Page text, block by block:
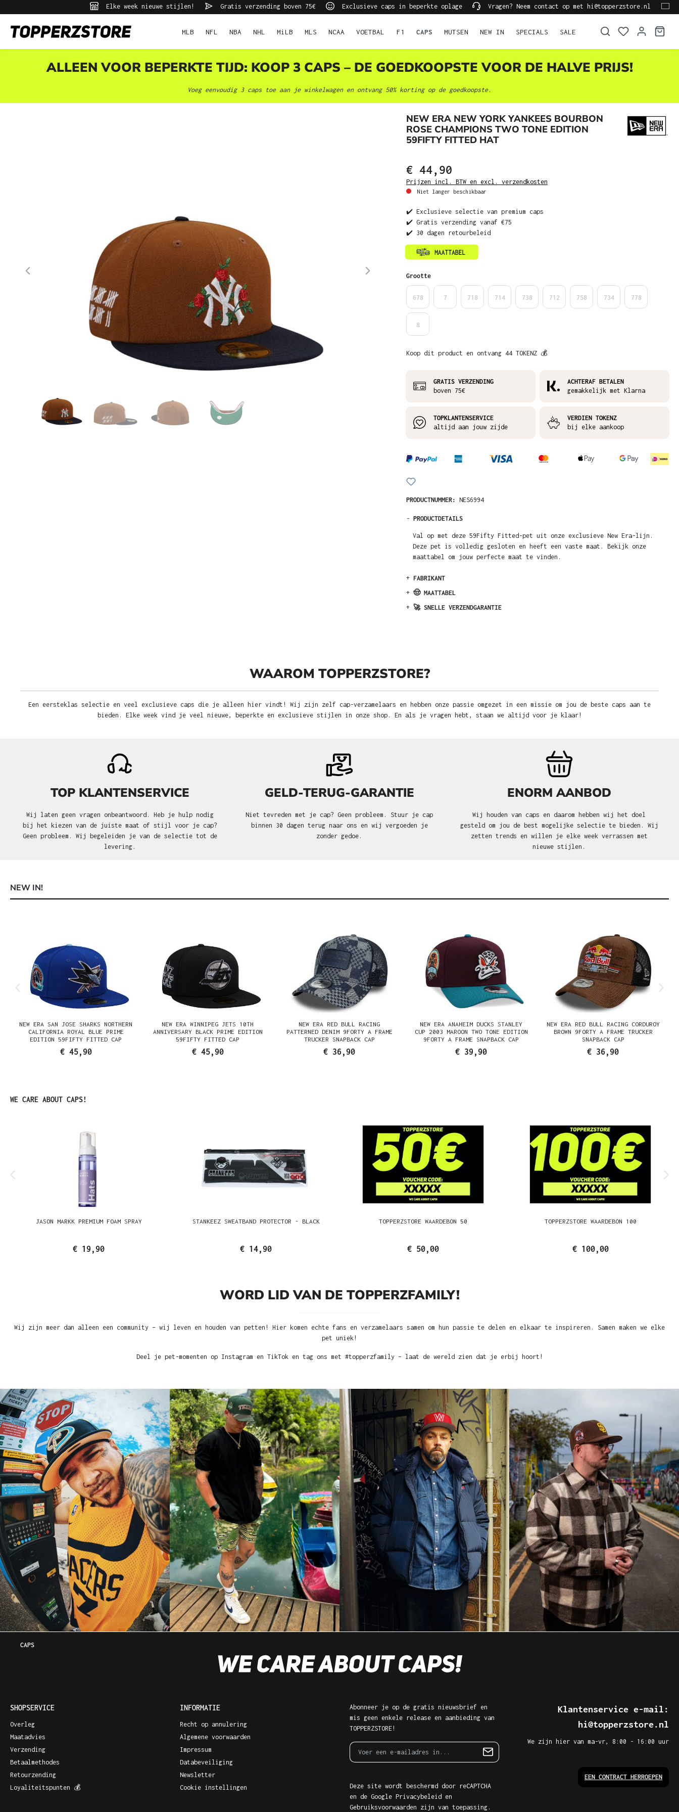
Ga naar de hoofdnavigatie
Elke week nieuwe stijlen! Gratis verzending boven 75€ Exclusieve caps in beperkte oplage Vragen? Neem contact op met hi@topperzstore.nl
MLB NFL NBA NHL MiLB MLS NCAA VOETBAL F1 CAPS MUTSEN NEW IN SPECIALS SALE
ALLEEN VOOR BEPERKTE TIJD: KOOP 3 CAPS – DE GOEDKOOPSTE VOOR DE HALVE PRIJS!
Voeg eenvoudig 3 caps toe aan je winkelwagen en ontvang 50% korting op de goedkoopste.
NEW ERA NEW YORK YANKEES BOURBON
ROSE CHAMPIONS TWO TONE EDITION
59FIFTY FITTED HAT
€ 44,90
Prijzen incl. BTW en excl. verzendkosten
Niet langer beschikbaar
✔️ Exclusieve selectie van premium caps
✔️ Gratis verzending vanaf €75
✔️ 30 dagen retourbeleid
Selecteer
Grootte
678 7 718 714 738 712 758 734 778
8
Koop dit product en ontvang 44 TOKENZ 💰
GRATIS VERZENDING
boven 75€
ACHTERAF BETALEN
gemakkelijk met Klarna
TOPKLANTENSERVICE
altijd aan jouw zijde
VERDIEN TOKENZ
bij elke aankoop
PRODUCTNUMMER: NES6994
- PRODUCTDETAILS
Val op met deze 59Fifty Fitted-pet uit onze exclusieve New Era-lijn.
Deze pet is volledig gesloten en heeft een vaste maat. Bekijk onze
maattabel om jouw perfecte maat te vinden.
+ FABRIKANT
+ 🤠 MAATTABEL
+ 🚀 SNELLE VERZENDGARANTIE
WAAROM TOPPERZSTORE?
Een eersteklas selectie en veel exclusieve caps die je alleen hier vindt! Wij zijn zelf cap-verzamelaars en hebben onze passie omgezet in een missie om jou de beste caps aan te
bieden. Elke week vind je veel nieuwe, beperkte en exclusieve stijlen in onze shop. En als je vragen hebt, staan we altijd voor je klaar!
TOP KLANTENSERVICE
Wij laten geen vragen onbeantwoord. Heb je hulp nodig
bij het kiezen van de juiste maat of stijl voor je cap?
Geen probleem. Wij begeleiden je van de selectie tot de
levering.
GELD-TERUG-GARANTIE
Niet tevreden met je cap? Geen probleem. Stuur je cap
binnen 30 dagen terug naar ons en wij vergoeden je
zonder gedoe.
ENORM AANBOD
Wij houden van caps en daarom hebben wij het doel
gesteld om jou de best mogelijke selectie te bieden. Wij
zetten trends en willen je elke week verrassen met
nieuwe stijlen.
NEW IN!
NEW ERA SAN JOSE SHARKS NORTHERN
CALIFORNIA ROYAL BLUE PRIME
EDITION 59FIFTY FITTED CAP
€ 45,90
NEW ERA WINNIPEG JETS 10TH
ANNIVERSARY BLACK PRIME EDITION
59FIFTY FITTED CAP
€ 45,90
NEW ERA RED BULL RACING
PATTERNED DENIM 9FORTY A FRAME
TRUCKER SNAPBACK CAP
€ 36,90
NEW ERA ANAHEIM DUCKS STANLEY
CUP 2003 MAROON TWO TONE EDITION
9FORTY A FRAME SNAPBACK CAP
€ 39,90
NEW ERA RED BULL RACING CORDUROY
BROWN 9FORTY A FRAME TRUCKER
SNAPBACK CAP
€ 36,90
Productgalerij overslaan
WE CARE ABOUT CAPS!
JASON MARKK PREMIUM FOAM SPRAY
€ 19,90
STANKEEZ SWEATBAND PROTECTOR - BLACK
€ 14,90
TOPPERZSTORE WAARDEBON 50
€ 50,00
TOPPERZSTORE WAARDEBON 100
€ 100,00
WORD LID VAN DE TOPPERZFAMILY!
Wij zijn meer dan alleen een community – wij leven en houden van petten! Hier komen echte fans en verzamelaars samen om hun passie te delen en elkaar te inspireren. Samen maken we elke
pet uniek!
Deel je pet-momenten op Instagram en TikTok en tag ons met #topperzfamily – laat de wereld zien dat je erbij hoort!
CAPS
SHOPSERVICE
Overleg
Maatadvies
Verzending
Betaalmethodes
Retourzending
Loyaliteitspunten 💰
INFORMATIE
Recht op annulering
Algemene voorwaarden
Impressum
Databeveiliging
Newsletter
Cookie instellingen
Abonneer je op de gratis nieuwsbrief en
mis geen enkele release en aanbieding van
TOPPERZSTORE!
Deze site wordt beschermd door reCAPTCHA
en de Google Privacybeleid en
Gebruiksvoorwaarden zijn van toepassing.
Klantenservice e-mail:
hi@topperzstore.nl
We zijn hier van ma-vr, 8:00 - 16:00 uur
EEN CONTRACT HERROEPEN